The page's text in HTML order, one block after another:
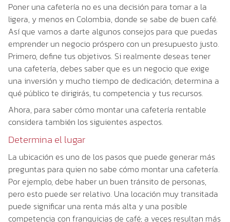
Poner una cafetería no es una decisión para tomar a la
ligera, y menos en Colombia, donde se sabe de buen café.
Así que vamos a darte algunos consejos para que puedas
emprender un negocio próspero con un presupuesto justo.
Primero, define tus objetivos. Si realmente deseas tener
una cafetería, debes saber que es un negocio que exige
una inversión y mucho tiempo de dedicación; determina a
qué público te dirigirás, tu competencia y tus recursos.
Ahora, para saber cómo montar una cafetería rentable
considera también los siguientes aspectos.
Determina el lugar
La ubicación es uno de los pasos que puede generar más
preguntas para quien no sabe cómo montar una cafetería.
Por ejemplo, debe haber un buen tránsito de personas,
pero esto puede ser relativo. Una locación muy transitada
puede significar una renta más alta y una posible
competencia con franquicias de café; a veces resultan más